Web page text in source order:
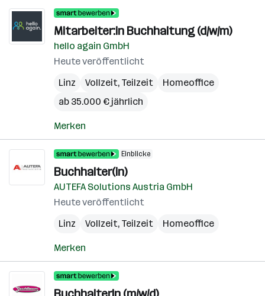
Mitarbeiter:in Buchhaltung (d/w/m)
hello again GmbH
Heute veröffentlicht
Linz
Vollzeit, Teilzeit
Homeoffice
ab 35.000 € jährlich
Merken
Einblicke
Buchhalter(in)
AUTEFA Solutions Austria GmbH
Heute veröffentlicht
Linz
Vollzeit, Teilzeit Homeoffice
Merken